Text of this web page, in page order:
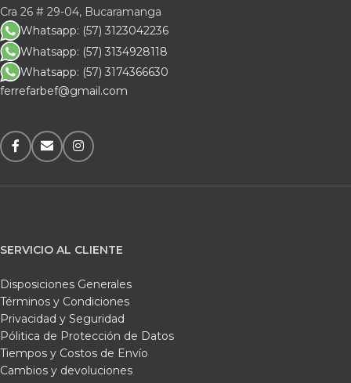
Cra 26 # 29-04, Bucaramanga
Whatsapp: (57) 3123042236
Whatsapp: (57) 3134928118
Whatsapp: (57) 3174366630
ferrefarbef@gmail.com
SERVICIO AL CLIENTE
Disposiciones Generales
Términos y Condiciones
Privacidad y Seguridad
Pólitica de Protección de Datos
Tiempos y Costos de Envío
Cambios y devoluciones